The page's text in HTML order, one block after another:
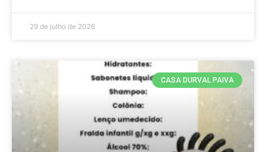
29 de julho de 2026
CASA DURVAL PAIVA